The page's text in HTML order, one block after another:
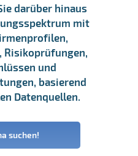
darüber hinaus
mit
Risikoprüfungen,
und
basierend
Datenquellen.
suchen!